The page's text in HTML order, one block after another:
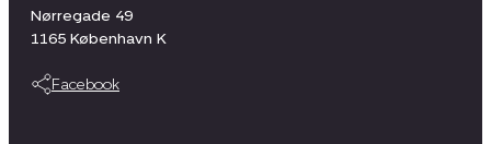
Nørregade 49
1165 København K
Facebook